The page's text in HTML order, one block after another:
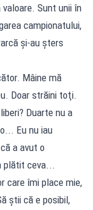
Sunt unii în
campionatului,
şi-au şters
Mâine mă
Doar străini toţi.
Duarte nu a
Eu nu iau
a avut o
plătit ceva...
care îmi place mie,
ştii că e posibil,